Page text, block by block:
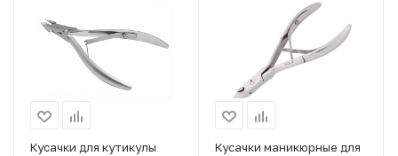
Кусачки для кутикулы
Кусачки маникюрные для